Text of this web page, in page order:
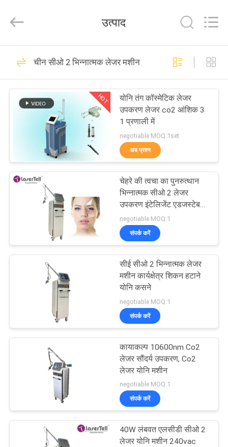
उत्पादों
कारखाना
नियंत्रण
2015
All
Reserved.
Developed
ECER
SHR बाल हटाने मशीन
78
808nm डायोड लेजर
बालों को हटाने मशीन
106
डायोड लेजर बालों को
हटाने मशीन
47
आईपीएल बालों को हटाने
मशीन
उत्पाद
चीन सीओ 2 भिन्नात्मक लेजर मशीन
HOT
योनि तंग कॉस्मेटिक लेजर
उपकरण लेजर co2 आंशिक 3
1 प्रणाली में
negotiable MOQ:1set
अब प्रश्न
चेहरे की त्वचा का पुनरुत्थान
भिन्नात्मक सीओ 2 लेजर
उपकरण इंटेलिजेंट एडजस्टेबल
स्पॉट
negotiable MOQ:1
संपर्क करें
सीई सीओ 2 भिन्नात्मक लेजर
मशीन कार्यक्षेत्र शिकन हटाने
योनि कसने
negotiable MOQ:1
संपर्क करें
कायाकल्प 10600nm Co2
लेजर सौंदर्य उपकरण, Co2
लेजर योनि मशीन
negotiable MOQ:1
संपर्क करें
40W लंबवत एलसीडी सीओ 2
लेजर योनि मशीन 240vac